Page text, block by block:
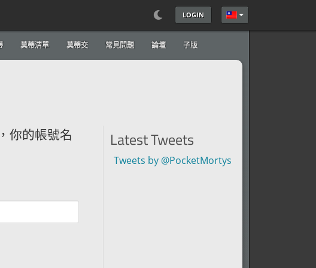
LOGIN 選擇你的語言
莫蒂清單 莫蒂交 常見問題 論壇 子版
你的帳號名
Latest Tweets
Tweets by @PocketMortys